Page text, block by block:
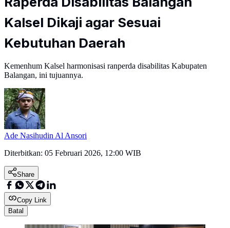
Kalsel Dikaji agar Sesuai
Kebutuhan Daerah
Kemenhum Kalsel harmonisasi ranperda disabilitas Kabupaten
Balangan, ini tujuannya.
Ade Nasihudin Al Ansori
Diterbitkan: 05 Februari 2026, 12:00 WIB
Share
Copy Link
Batal